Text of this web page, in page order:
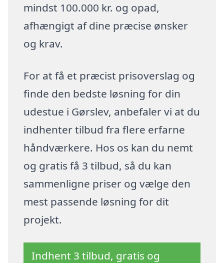
mindst 100.000 kr. og opad,
afhængigt af dine præcise ønsker
og krav.
For at få et præcist prisoverslag og
finde den bedste løsning for din
udestue i Gørslev, anbefaler vi at du
indhenter tilbud fra flere erfarne
håndværkere. Hos os kan du nemt
og gratis få 3 tilbud, så du kan
sammenligne priser og vælge den
mest passende løsning for dit
projekt.
Indhent 3 tilbud, gratis og